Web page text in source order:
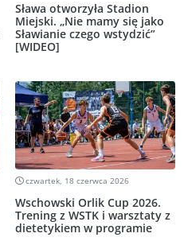
Sława otworzyła Stadion
Miejski. „Nie mamy się jako
Sławianie czego wstydzić”
[WIDEO]
czwartek, 18 czerwca 2026
Wschowski Orlik Cup 2026.
Trening z WSTK i warsztaty z
dietetykiem w programie